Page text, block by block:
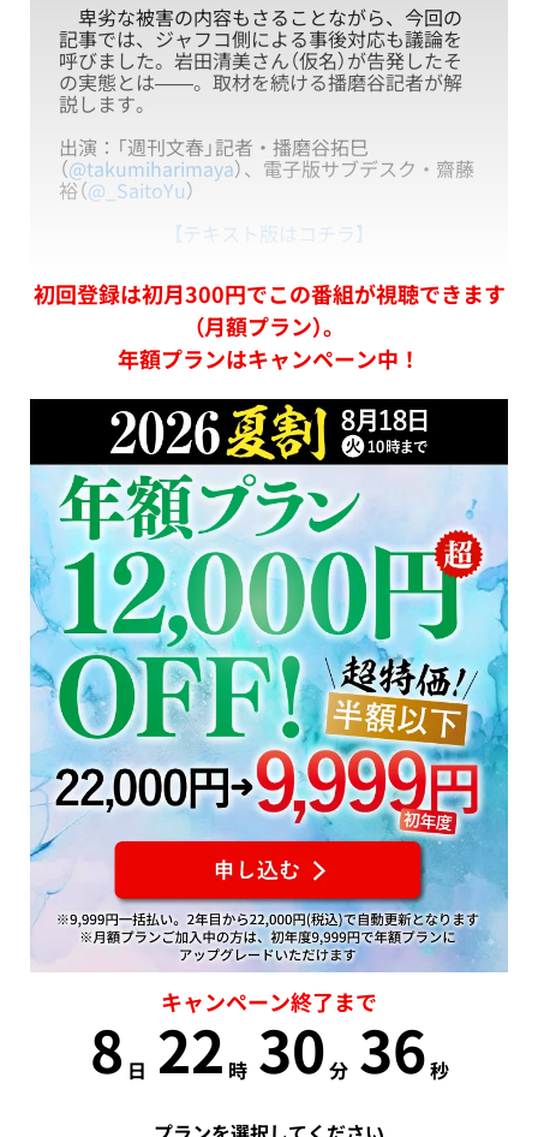
卑劣な被害の内容もさることながら、今回の
記事では、ジャフコ側による事後対応も議論を
呼びました。岩田清美さん（仮名）が告発したそ
の実態とは——。取材を続ける播磨谷記者が解
説します。
出演：「週刊文春」記者・播磨谷拓巳
（@takumiharimaya）、電子版サブデスク・齋藤
裕（@_SaitoYu）
【テキスト版はコチラ】
初回登録は初月300円でこの番組が視聴できます
（月額プラン）。
年額プランはキャンペーン中！
キャンペーン終了まで
8 日 22 時 30分 35秒